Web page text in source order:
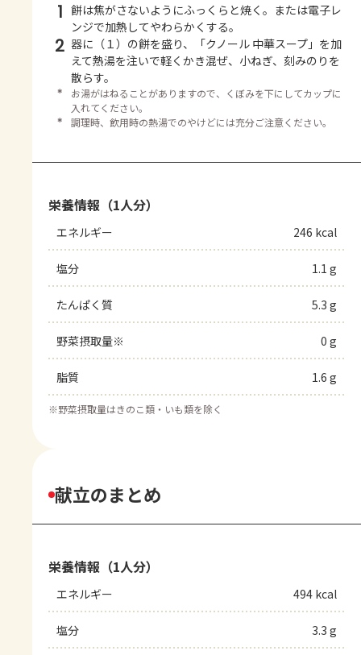
1 餅は焦がさないようにふっくらと焼く。または電子レ
ンジで加熱してやわらかくする。
2 器に（１）の餅を盛り、「クノール 中華スープ」を加
えて熱湯を注いで軽くかき混ぜ、小ねぎ、刻みのりを
散らす。
＊
お湯がはねることがありますので、くぼみを下にしてカップに
入れてください。
＊
調理時、飲用時の熱湯でのやけどには充分ご注意ください。
栄養情報（1人分）
エネルギー 246 kcal
塩分 1.1 g
たんぱく質 5.3 g
野菜摂取量※ 0 g
脂質 1.6 g
※野菜摂取量はきのこ類・いも類を除く
献立のまとめ
栄養情報（1人分）
エネルギー 494 kcal
塩分 3.3 g